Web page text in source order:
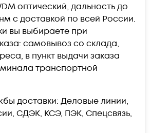
оптический, дальность до
c доставкой по всей России.
вы выбираете при
самовывоз со склада,
в пункт выдачи заказа
транспортной
доставки: Деловые линии,
СДЭК, КСЭ, ПЭК, Спецсвязь,